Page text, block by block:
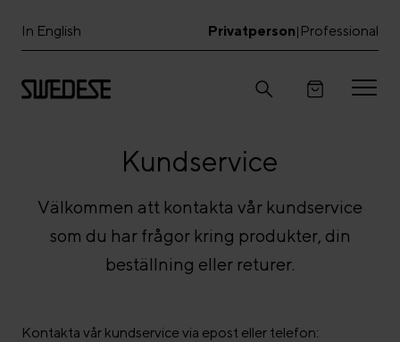
In English Privatperson| Professional
Kundservice
Välkommen att kontakta vår kundservice
som du har frågor kring produkter, din
beställning eller returer.
Kontakta vår kundservice via epost eller telefon: